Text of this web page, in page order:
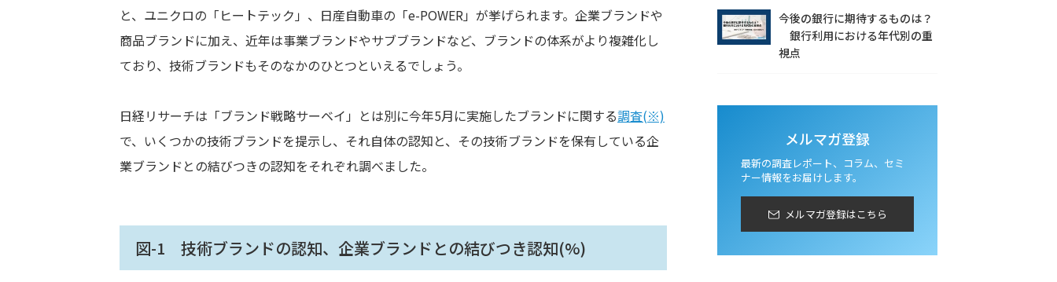
と、ユニクロの「ヒートテック」、日産自動車の「e-POWER」が挙げられます。企業ブランドや
商品ブランドに加え、近年は事業ブランドやサブブランドなど、ブランドの体系がより複雑化し
ており、技術ブランドもそのなかのひとつといえるでしょう。
日経リサーチは「ブランド戦略サーベイ」とは別に今年5月に実施したブランドに関する調査(※)
で、いくつかの技術ブランドを提示し、それ自体の認知と、その技術ブランドを保有している企
業ブランドとの結びつきの認知をそれぞれ調べました。
図-1 技術ブランドの認知、企業ブランドとの結びつき認知(%)
今後の銀行に期待するものは？
銀行利用における年代別の重
視点
メルマガ登録
最新の調査レポート、コラム、セミ
ナー情報をお届けします。
メルマガ登録はこちら